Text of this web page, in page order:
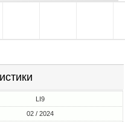
LI9
02 / 2024